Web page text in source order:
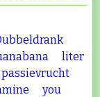
liter
passievrucht
you